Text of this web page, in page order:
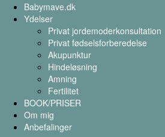
Babymave.dk
Ydelser
Privat jordemoderkonsultation
Privat fødselsforberedelse
Akupunktur
Hindeløsning
Amning
Fertilitet
BOOK/PRISER
Om mig
Anbefalinger